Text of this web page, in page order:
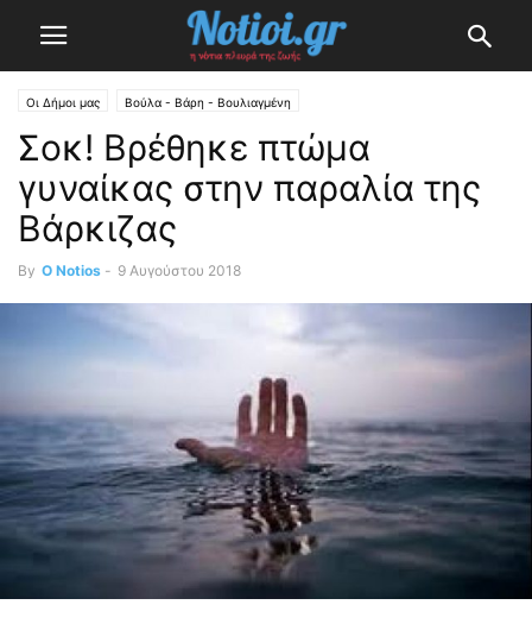
Οι Δήμοι μας Βούλα - Βάρη - Βουλιαγμένη
Σοκ! Βρέθηκε πτώμα
γυναίκας στην παραλία της
Βάρκιζας
By O Notios - 9 Αυγούστου 2018